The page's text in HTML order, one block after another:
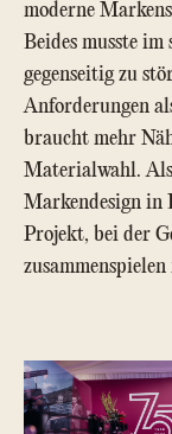
moderne
Beides musste
gegenseitig zu
Anforderungen
braucht mehr
Materialwahl.
Markendesign in
Projekt, bei der
zusammenspielen